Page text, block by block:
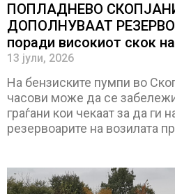
ПОПЛАДНЕВО
ДОПОЛНУВААТ
поради високиот скок
заштедува до 150 денари
13 јули, 2026
На бензиските пумпи во
часови може да се
граѓани кои чекаат за да ги
резервоарите на возилата